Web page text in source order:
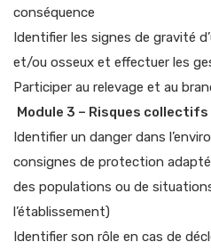
conséquence
Identifier les signes de gravité
et/ou osseux et effectuer les
Participer au relevage et au
Module 3 – Risques collectifs
Identifier un danger dans
consignes de protection
des populations ou de
l’établissement)
Identifier son rôle en cas de